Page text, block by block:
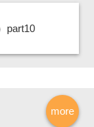
part10
more